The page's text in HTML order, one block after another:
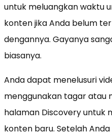
untuk meluangkan waktu
konten jika Anda belum
dengannya. Gayanya
biasanya.
Anda dapat menelusuri
menggunakan tagar atau
halaman Discovery untuk
konten baru. Setelah Anda